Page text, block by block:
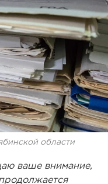
области
ваше внимание,